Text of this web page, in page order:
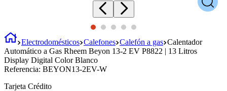
Electrodomésticos Calefones Calefón a gas Calentador
Automático a Gas Rheem Beyon 13-2 EV P8822 | 13 Litros
Display Digital Color Blanco
Referencia: BEYON13-2EV-W
Tarjeta Crédito